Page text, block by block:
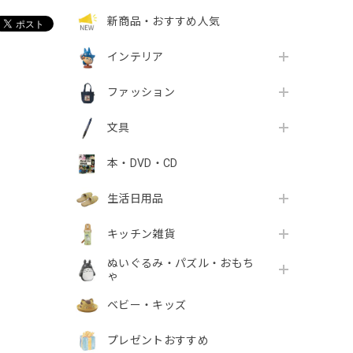
新商品・おすすめ人気
インテリア
ファッション
文具
本・DVD・CD
生活日用品
キッチン雑貨
ぬいぐるみ・パズル・おもち
ゃ
ベビー・キッズ
プレゼントおすすめ